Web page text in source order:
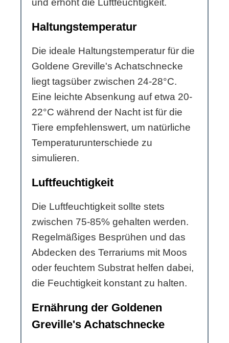
und erhöht die Luftfeuchtigkeit.
Haltungstemperatur
Die ideale Haltungstemperatur für die
Goldene Greville's Achatschnecke
liegt tagsüber zwischen 24-28°C.
Eine leichte Absenkung auf etwa 20-
22°C während der Nacht ist für die
Tiere empfehlenswert, um natürliche
Temperaturunterschiede zu
simulieren.
Luftfeuchtigkeit
Die Luftfeuchtigkeit sollte stets
zwischen 75-85% gehalten werden.
Regelmäßiges Besprühen und das
Abdecken des Terrariums mit Moos
oder feuchtem Substrat helfen dabei,
die Feuchtigkeit konstant zu halten.
Ernährung der Goldenen
Greville's Achatschnecke